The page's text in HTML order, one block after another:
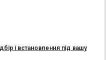
і встановлення під вашу